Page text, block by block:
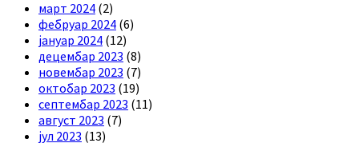
март 2024 (2)
фебруар 2024 (6)
јануар 2024 (12)
децембар 2023 (8)
новембар 2023 (7)
октобар 2023 (19)
септембар 2023 (11)
август 2023 (7)
јул 2023 (13)